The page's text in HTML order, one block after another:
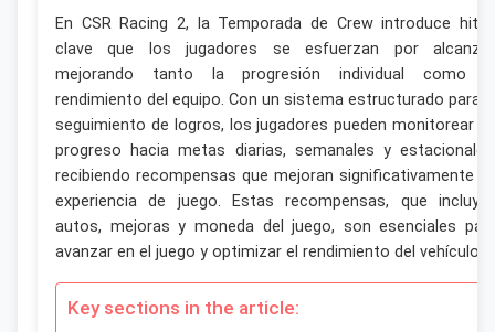
En CSR Racing 2, la Temporada de Crew introduce
clave que los jugadores se esfuerzan por
mejorando tanto la progresión individual como
rendimiento del equipo. Con un sistema estructurado para
seguimiento de logros, los jugadores pueden monitorear
progreso hacia metas diarias, semanales y
recibiendo recompensas que mejoran significativamente
experiencia de juego. Estas recompensas, que
autos, mejoras y moneda del juego, son esenciales
avanzar en el juego y optimizar el rendimiento del vehículo.
Key sections in the article: